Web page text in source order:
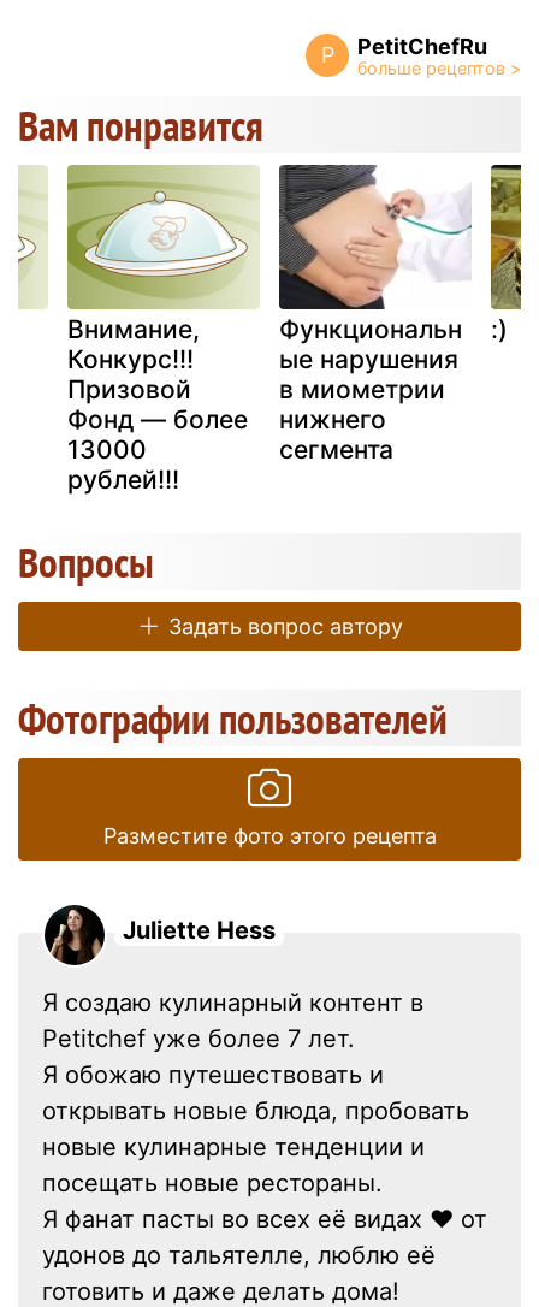
P PetitChefRu
Вам понравится
Внимание,
Конкурс!!!
Призовой
Фонд — более
13000
рублей!!!
Функциональн
ые нарушения
в миометрии
нижнего
сегмента
:)
Вопросы
Задать вопрос автору
Фотографии пользователей
Разместите фото этого рецепта
Juliette Hess
Я создаю кулинарный контент в
Petitchef уже более 7 лет.
Я обожаю путешествовать и
открывать новые блюда, пробовать
новые кулинарные тенденции и
посещать новые рестораны.
Я фанат пасты во всех её видах ❤ от
удонов до тальятелле, люблю её
готовить и даже делать дома!